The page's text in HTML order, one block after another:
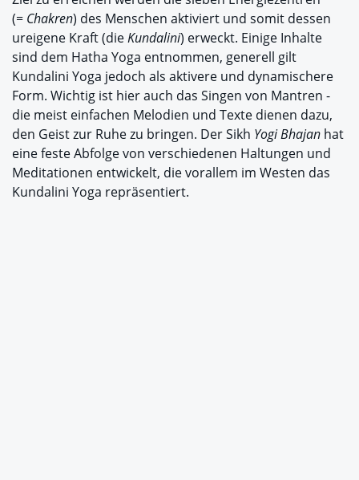
(= Chakren) des Menschen aktiviert und somit dessen
ureigene Kraft (dieKundalini) erweckt. Einige Inhalte
sind dem Hatha Yoga entnommen, generell gilt
Kundalini Yoga jedoch als aktivere und dynamischere
Form. Wichtig ist hier auch das Singen von Mantren -
die meist einfachen Melodien und Texte dienen dazu,
den Geist zur Ruhe zu bringen. Der Sikh Yogi Bhajan hat
eine feste Abfolge von verschiedenen Haltungen und
Meditationen entwickelt, die vorallem im Westen das
Kundalini Yoga repräsentiert.